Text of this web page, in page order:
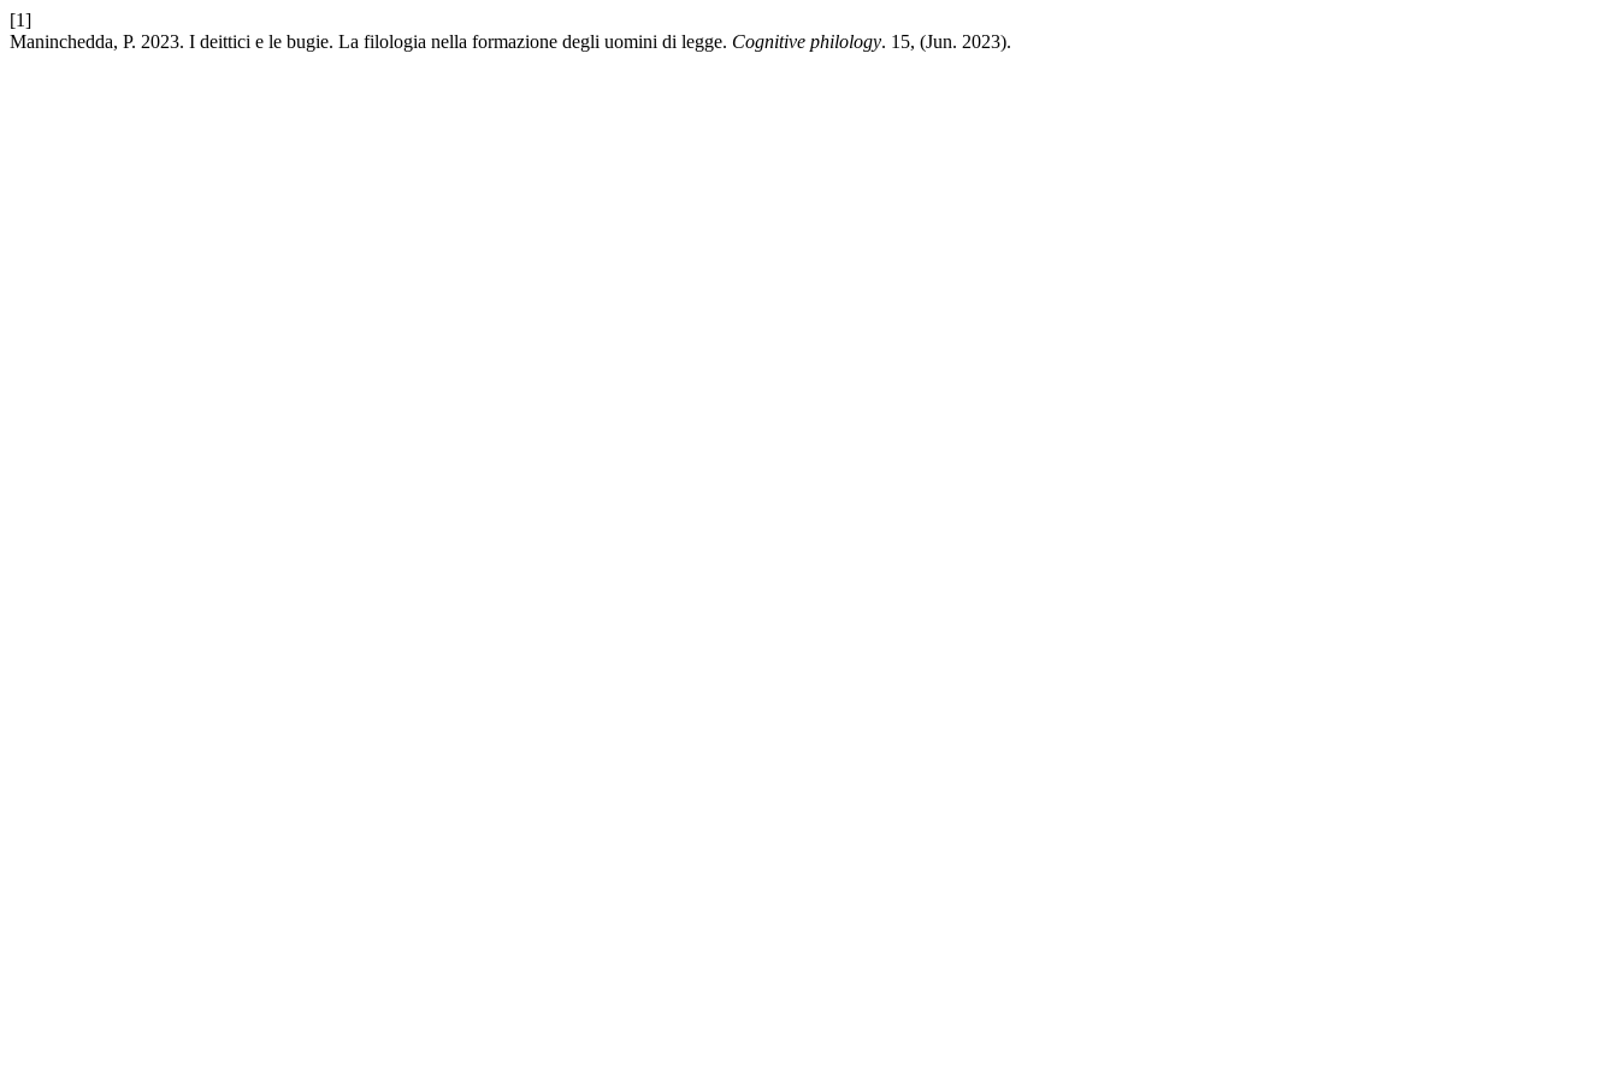
[1]
Maninchedda, P. 2023. I deittici e le bugie. La filologia nella formazione degli uomini di legge. Cognitive philology. 15, (Jun. 2023).